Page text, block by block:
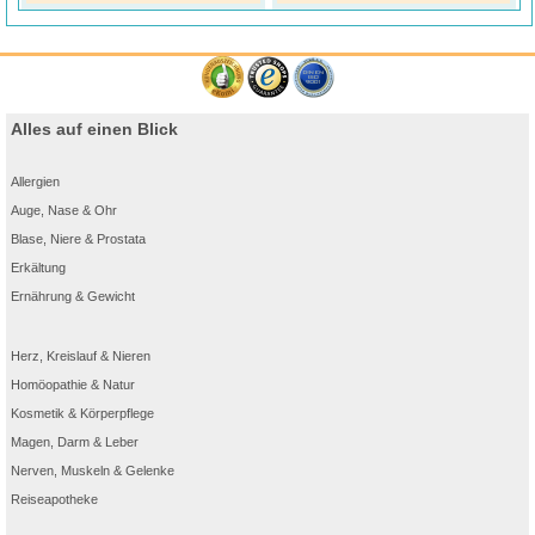
Gleichzeitig können stechende, tränende oder juckende Augen auftreten –
mögliche Anzeichen für eine allergische Bindehautentzündung (Konjunktivitis).
2. GANZJÄHRIGE AUSLÖSERder allergischen Rhinitis wie Hausstaubmilben,
Tierhaare und Schimmelpilze können dieselben Symptome mit sich bringen.
3. JUCKREIZ DURCH NESSELSUCHT: Eine Nesselsucht (Urtikaria) zeigt sich
wie man sie von der Berührung mitBrennnesseln kennt. Der Ausschlag tritt meist
*Nicht-sedierend [Leceta A, et al. Drugs Context. 2021;10:2021-5-1]. Müdigkeit &
wirkstoffgleichem Präparat durchgeführt [Kuna P, et al. Clin Exp Allergy. 2009;
** Unter oralen Antihistaminika. Wirkt bei bestimmungsgemäßer Anwendung i.d.R.
Res Opin. 2020;36(3):445ff]
Conen et al. 2011, Journal of Psychopharmacology 25(11) 1517–152
Häufig gestellte Fragen:
Alles auf einen Blick
Allergien
Auge, Nase & Ohr
Blase, Niere & Prostata
Erkältung
Ernährung & Gewicht
Herz, Kreislauf & Nieren
Homöopathie & Natur
Kosmetik & Körperpflege
Magen, Darm & Leber
Nerven, Muskeln & Gelenke
Reiseapotheke